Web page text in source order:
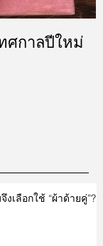
ศกาลปีใหม่
งเลือกใช้ “ผ้าด้ายคู่”?